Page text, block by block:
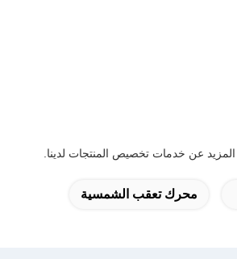
محرك تعقب الشمسية